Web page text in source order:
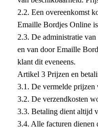
2.2. Een overeenkomst
Emaille Bordjes Online
2.3. De administratie
en van door Emaille
klant dit eveneens.
Artikel 3 Prijzen en
3.1. De vermelde prijzen
3.2. De verzendkosten
3.3. Betaling dient altijd
3.4. Alle facturen dienen